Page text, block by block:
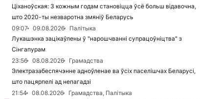
Ціханоўская: З кожным годам становіцца ўсё больш відавочна,
што 2020-ты незваротна змяніў Беларусь
09:07
09.08.2026
Палітыка
Лукашэнка зацікаўлены ў "нарошчванні супрацоўніцтва" з
Сінгапурам
23:56
08.08.2026
Грамадства
Электразабеспячэнне адноўленае ва ўсіх паселішчах Беларусі,
што пацярпелі ад непагадзі
21:54
08.08.2026
Грамадства, Палітыка